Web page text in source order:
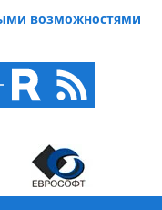
возможностями